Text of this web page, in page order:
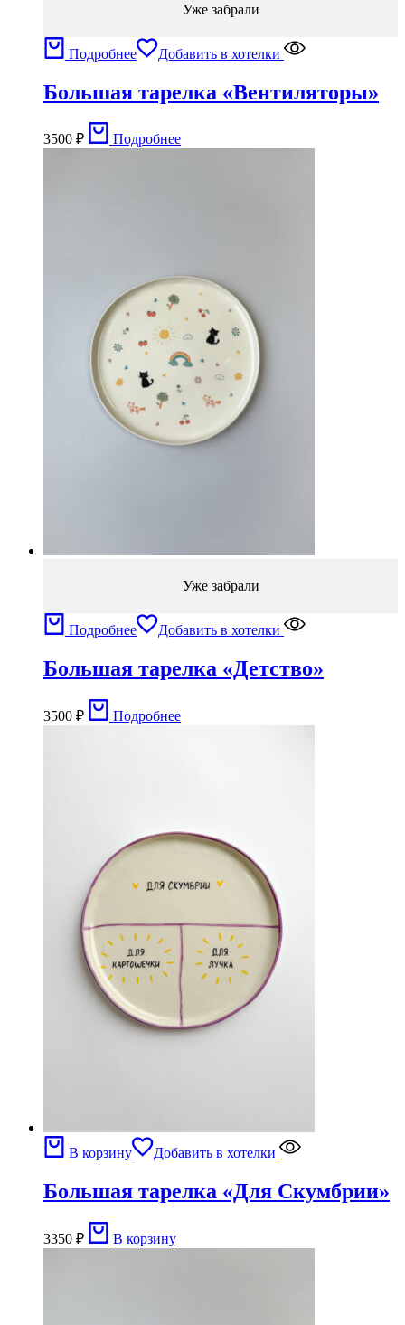
Уже забрали
Подробнее Добавить в хотелки
Большая тарелка «Вентиляторы»
3500 ₽ Подробнее
Уже забрали
Подробнее Добавить в хотелки
Большая тарелка «Детство»
3500 ₽ Подробнее
В корзину Добавить в хотелки
Большая тарелка «Для Скумбрии»
3350 ₽ В корзину